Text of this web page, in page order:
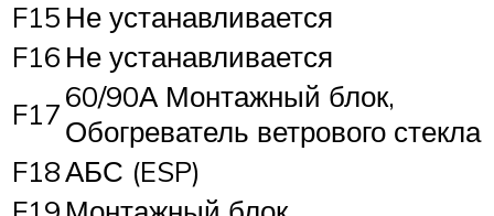
F15 Не устанавливается
F16 Не устанавливается
F1760/90А Монтажный блок,
Обогреватель ветрового стекла
F18АБС (ESP)